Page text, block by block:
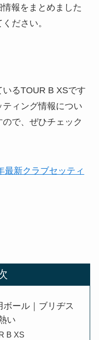
報をまとめました
ださい。
るTOUR B XSです
ィング情報につい
で、ぜひチェック
最新クラブセッティ
ボール｜ブリヂス
い
B XS